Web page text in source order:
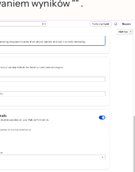
wyników "" .